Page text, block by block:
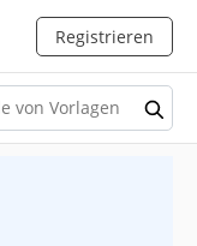
Registrieren